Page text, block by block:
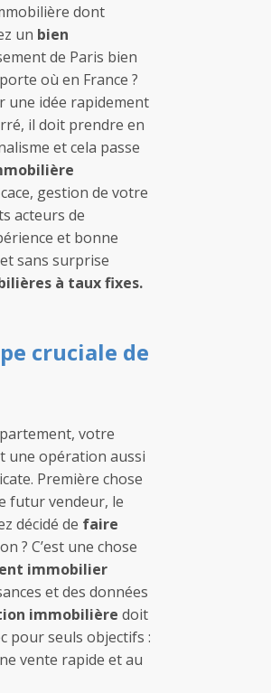
dont
un bien
de Paris bien
où en France ?
une idée rapidement
il doit prendre en
et cela passe
gestion de votre
acteurs de
et bonne
sans surprise
à taux fixes.
cruciale de
votre
une opération aussi
Première chose
futur vendeur, le
décidé de faire
? C’est une chose
immobilier
et des données
immobilière doit
pour seuls objectifs :
vente rapide et au